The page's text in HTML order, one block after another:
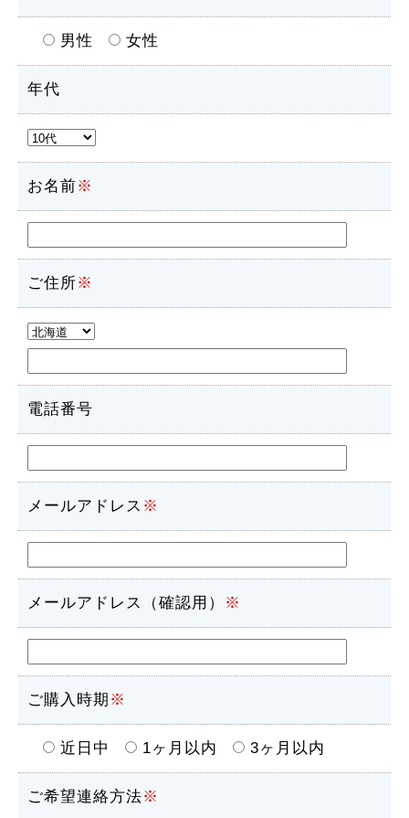
男性 女性
年代
お名前※
ご住所※
電話番号
メールアドレス ※
メールアドレス（確認用） ※
ご購入時期 ※
近日中 1ヶ月以内 3ヶ月以内
ご希望連絡方法※